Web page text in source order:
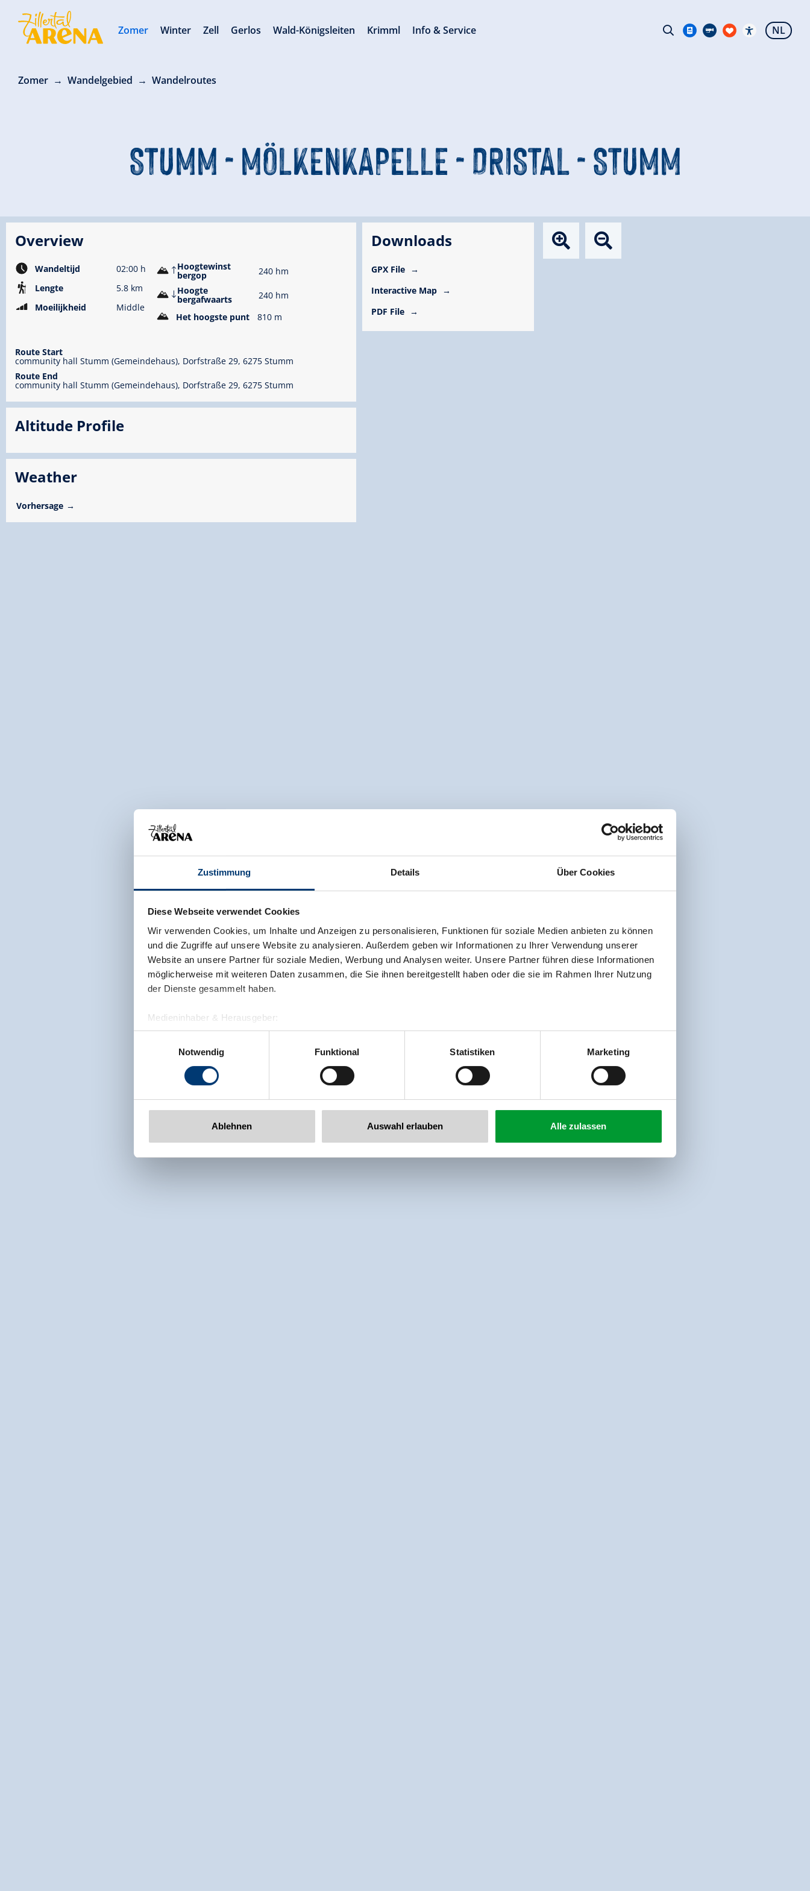
Zustimmung Details Über Cookies
Diese Webseite verwendet Cookies
Wir verwenden Cookies, um Inhalte und Anzeigen zu personalisieren, Funktionen für soziale Medien anbieten zu können
und die Zugriffe auf unsere Website zu analysieren. Außerdem geben wir Informationen zu Ihrer Verwendung unserer
Website an unsere Partner für soziale Medien, Werbung und Analysen weiter. Unsere Partner führen diese Informationen
möglicherweise mit weiteren Daten zusammen, die Sie ihnen bereitgestellt haben oder die sie im Rahmen Ihrer Nutzung
der Dienste gesammelt haben.
Medieninhaber & Herausgeber:
Zeller Bergbahnen Zillertal GmbH & Co KG
Rohr 23// A-6280 Zell am Ziller
www.zillertalarena.com
Notwendig
Funktional Statistiken Marketing
Ablehnen Auswahl erlauben Alle zulassen
Zomer Wandelgebied Wandelroutes
STUMM - MÖLKENKAPELLE - DRISTAL - STUMM
Overview
Wandeltijd
02:00 h
Lengte
5.8 km
Moeilijkheid
Middle
Hoogtewinst
bergop
240 hm
Hoogte
bergafwaarts
240 hm
Het hoogste punt
810 m
Route Start
community hall Stumm (Gemeindehaus), Dorfstraße 29, 6275 Stumm
Route End
community hall Stumm (Gemeindehaus), Dorfstraße 29, 6275 Stumm
Altitude Profile
Weather
Vorhersage
Downloads
GPX File
Interactive Map
PDF File
Zomer Winter Zell Gerlos Wald-Königsleiten Krimml Info & Service NL